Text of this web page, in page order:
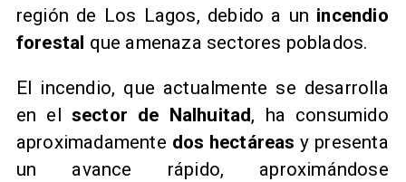
región de Los Lagos, debido a un incendio
forestal que amenaza sectores poblados.
​El incendio, que actualmente se desarrolla
en el sector de Nalhuitad, ha consumido
aproximadamente dos hectáreas y presenta
un avance rápido, aproximándose